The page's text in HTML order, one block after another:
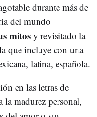
durante más de
del mundo
mitos y revisitado la
que incluye con una
latina, española.
en las letras de
madurez personal,